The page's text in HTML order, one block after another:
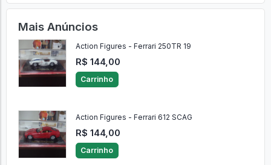
Mais Anúncios
Action Figures - Ferrari 250TR 19
R$ 144,00
Carrinho
Action Figures - Ferrari 612 SCAG
R$ 144,00
Carrinho